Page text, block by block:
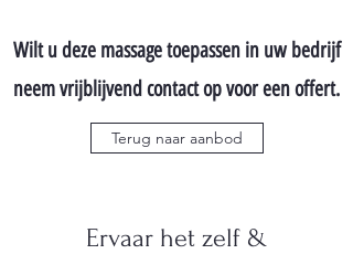
Wilt u deze massage toepassen in uw bedrijf
neem vrijblijvend contact op voor een offert.
Terug naar aanbod
Ervaar het zelf &